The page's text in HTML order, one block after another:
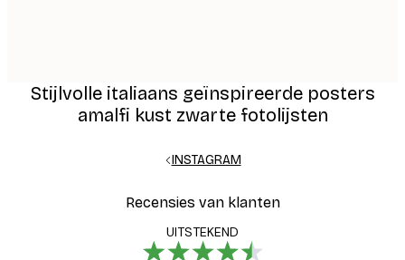
Stijlvolle italiaans geïnspireerde posters
amalfi kust zwarte fotolijsten
INSTAGRAM
Recensies van klanten
UITSTEKEND